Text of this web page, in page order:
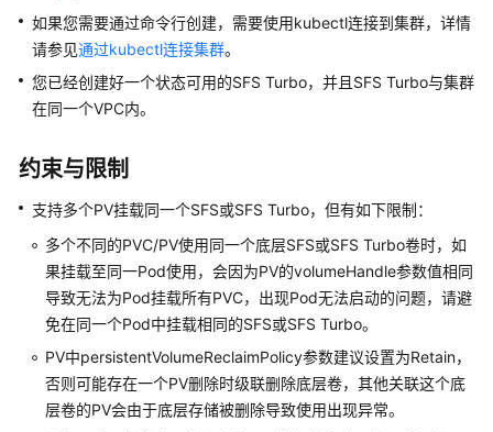
品
介
绍
计
说
明
Kubernetes
基
础
知
识
快
速
如果您需要通过命令行创建，需要使用kubectl连接到集群，详情
请参见通过kubectl连接集群。
您已经创建好一个状态可用的SFS Turbo，并且SFS Turbo与集群
在同一个VPC内。
约束与限制
支持多个PV挂载同一个SFS或SFS Turbo，但有如下限制：
多个不同的PVC/PV使用同一个底层SFS或SFS Turbo卷时，如
果挂载至同一Pod使用，会因为PV的volumeHandle参数值相同
导致无法为Pod挂载所有PVC，出现Pod无法启动的问题，请避
免在同一个Pod中挂载相同的SFS或SFS Turbo。
PV中persistentVolumeReclaimPolicy参数建议设置为Retain，
否则可能存在一个PV删除时级联删除底层卷，其他关联这个底
层卷的PV会由于底层存储被删除导致使用出现异常。